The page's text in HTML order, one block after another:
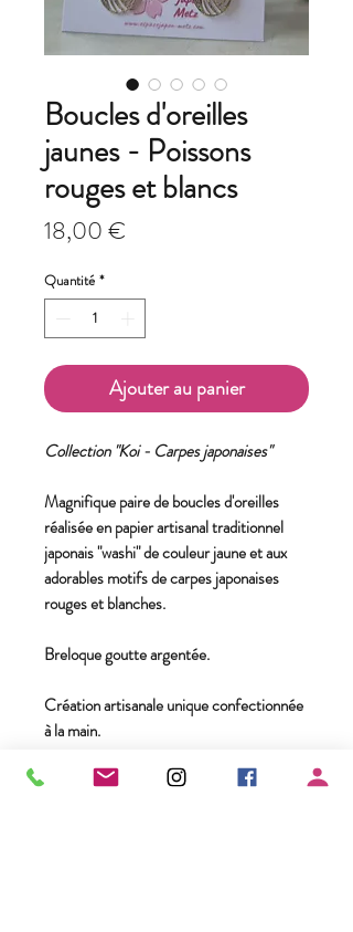
Boucles d'oreilles
jaunes - Poissons
rouges et blancs
18,00 €
Quantité *
Ajouter au panier
Collection "Koi - Carpes japonaises"
Magnifique paire de boucles d'oreilles
réalisée en papier artisanal traditionnel
japonais "washi" de couleur jaune et aux
adorables motifs de carpes japonaises
rouges et blanches.
Breloque goutte argentée.
Création artisanale unique confectionnée
à la main.
* Crochets en acier inoxydable.